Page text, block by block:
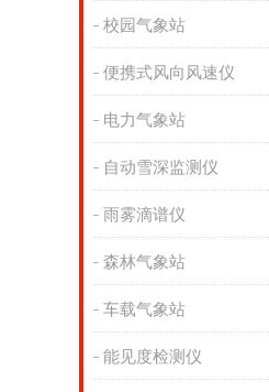
校园气象站
便携式风向风速仪
电力气象站
自动雪深监测仪
雨雾滴谱仪
森林气象站
车载气象站
能见度检测仪